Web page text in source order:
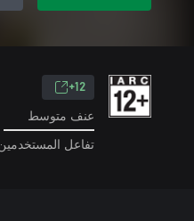
12+
عنف متوسط
تفاعل